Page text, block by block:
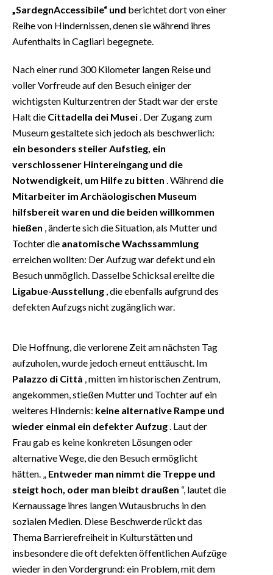
„SardegnAccessibile“ und berichtet dort von einer
Reihe von Hindernissen, denen sie während ihres
Aufenthalts in Cagliari begegnete.
Nach einer rund 300 Kilometer langen Reise und
voller Vorfreude auf den Besuch einiger der
wichtigsten Kulturzentren der Stadt war der erste
Halt die Cittadella dei Musei . Der Zugang zum
Museum gestaltete sich jedoch als beschwerlich:
ein besonders steiler Aufstieg, ein
verschlossener Hintereingang und die
Notwendigkeit, um Hilfe zu bitten . Während die
Mitarbeiter im Archäologischen Museum
hilfsbereit waren und die beiden willkommen
hießen , änderte sich die Situation, als Mutter und
Tochter die anatomische Wachssammlung
erreichen wollten: Der Aufzug war defekt und ein
Besuch unmöglich. Dasselbe Schicksal ereilte die
Ligabue-Ausstellung , die ebenfalls aufgrund des
defekten Aufzugs nicht zugänglich war.
Die Hoffnung, die verlorene Zeit am nächsten Tag
aufzuholen, wurde jedoch erneut enttäuscht. Im
Palazzo di Città , mitten im historischen Zentrum,
angekommen, stießen Mutter und Tochter auf ein
weiteres Hindernis: keine alternative Rampe und
wieder einmal ein defekter Aufzug . Laut der
Frau gab es keine konkreten Lösungen oder
alternative Wege, die den Besuch ermöglicht
hätten. „ Entweder man nimmt die Treppe und
steigt hoch, oder man bleibt draußen “, lautet die
Kernaussage ihres langen Wutausbruchs in den
sozialen Medien. Diese Beschwerde rückt das
Thema Barrierefreiheit in Kulturstätten und
insbesondere die oft defekten öffentlichen Aufzüge
wieder in den Vordergrund: ein Problem, mit dem